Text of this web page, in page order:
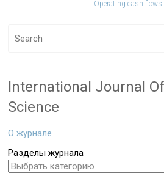
Operating cash
International Journal
Science
О журнале
Разделы журнала